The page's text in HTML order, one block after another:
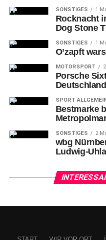
Vor Trainer Daniel Thioune: 7-
Klarer
EineViertelstunde vor dem
ausgepumpten Schleimer.
einer um Lawrence
Club den Sieg über die Zeit.
SONSTIGES 1
Rocknacht
Dog Stone
SONSTIGES 1
O’zapft
MOTORSPORT
Porsche
SPORT
Bestmarke
SONSTIGES 2
wbg
Ludwig-